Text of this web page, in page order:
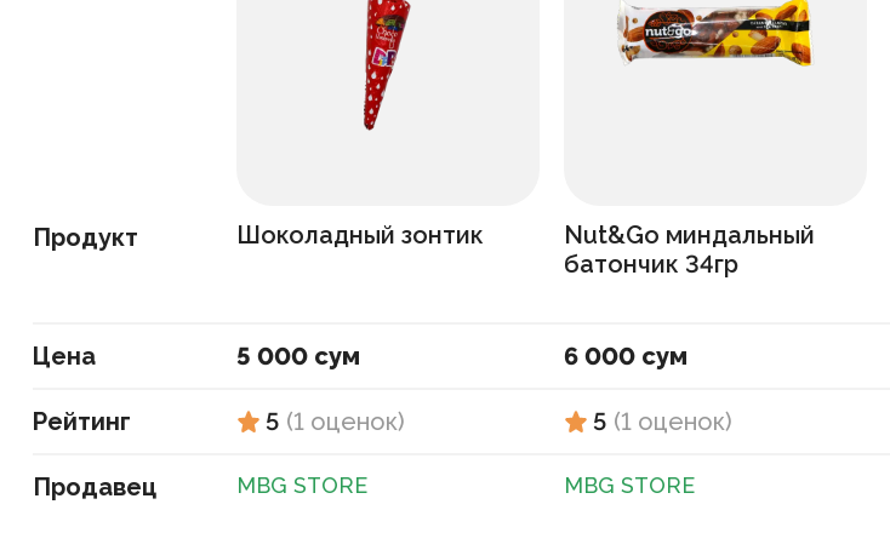
Продукт
Цена
Рейтинг
Продавец
Шоколадный зонтик
5 000 сум
5 (1 оценок)
MBG STORE
Nut&Go миндальный
батончик 34гр
6 000 сум
5 (1 оценок)
MBG STORE